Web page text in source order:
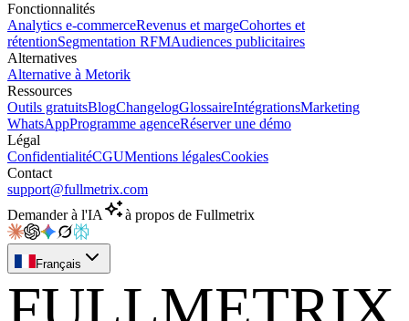
Fonctionnalités
Analytics e-commerceRevenus et margeCohortes et
rétentionSegmentation RFMAudiences publicitaires
Alternatives
Alternative à Metorik
Ressources
Outils gratuitsBlogChangelogGlossaireIntégrationsMarketing
WhatsAppProgramme agenceRéserver une démo
Légal
ConfidentialitéCGUMentions légalesCookies
Contact
support@fullmetrix.com
Demander à l'IA
à propos de Fullmetrix
Français